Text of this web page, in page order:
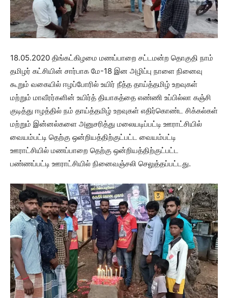
18.05.2020 திங்கட்கிழமை மணப்பாறை சட்டமன்ற தொகுதி நாம்
தமிழர் கட்சியின் சார்பாக மே-18 இன அழிப்பு நாளை நினைவு
கூறும் வகையில் ஈழப்போரில் உயிர் நீத்த தாய்த்தமிழ் உறவுகள்
மற்றும் மாவீரர்களின் உயிர்த் தியாகத்தை எண்ணி உப்பில்லா கஞ்சி
குடித்து ஈழத்தில் நம் தாய்த்தமிழ் உறவுகள் எதிர்கொண்ட சிக்கல்கள்
மற்றும் இன்னல்களை அனுசரித்து மலையடிப்பட்டி ஊராட்சியில்
வையம்பட்டி தெற்கு ஒன்றியத்திற்குட்பட்ட வையம்பட்டி
ஊராட்சியில் மணப்பாறை தெற்கு ஒன்றியத்திற்குட்பட்ட
பண்ணப்பட்டி ஊராட்சியில் நினைவஞ்சலி செலுத்தப்பட்டது.